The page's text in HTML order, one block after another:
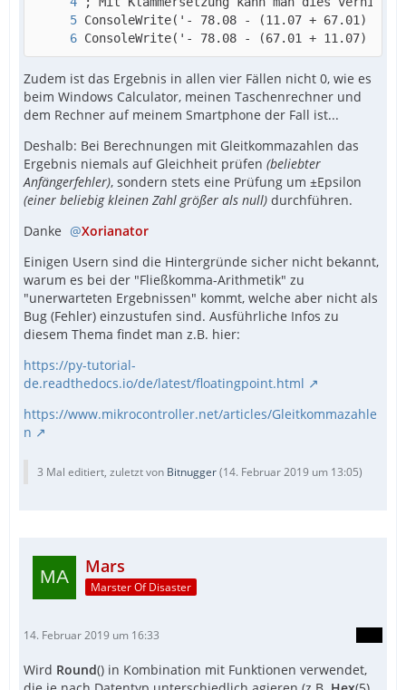
ConsoleWrite('- 78.08 - (67.01 + 11.07) = ' &
Zudem ist das Ergebnis in allen vier Fällen nicht 0, wie es
beim Windows Calculator, meinen Taschenrechner und
dem Rechner auf meinem Smartphone der Fall ist...
Deshalb: Bei Berechnungen mit Gleitkommazahlen das
Ergebnis niemals auf Gleichheit prüfen (beliebter
Anfängerfehler), sondern stets eine Prüfung um ±Epsilon
(einer beliebig kleinen Zahl größer als null) durchführen.
Danke
Xorianator
Einigen Usern sind die Hintergründe sicher nicht bekannt,
warum es bei der "Fließkomma-Arithmetik" zu
"unerwarteten Ergebnissen" kommt, welche aber nicht als
Bug (Fehler) einzustufen sind. Ausführliche Infos zu
diesem Thema findet man z.B. hier:
https://py-tutorial-
de.readthedocs.io/de/latest/floatingpoint.html
https://www.mikrocontroller.net/articles/Gleitkommazahle
n
3 Mal editiert, zuletzt von Bitnugger(14. Februar 2019 um 13:05)
Mars
Marster Of Disaster
14. Februar 2019 um 16:33
Wird Round() in Kombination mit Funktionen verwendet,